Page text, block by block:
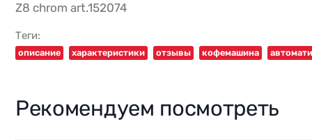
Z8 chrom art.152074
Теги:
описание характеристики отзывы кофемашина
Рекомендуем посмотреть